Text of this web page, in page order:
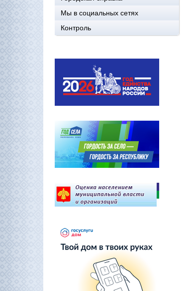
Мы в социальных сетях
Контроль